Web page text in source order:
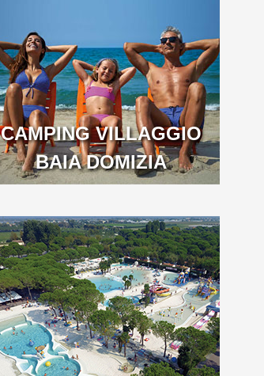
CAMPING VILLAGGIO
BAIA DOMIZIA